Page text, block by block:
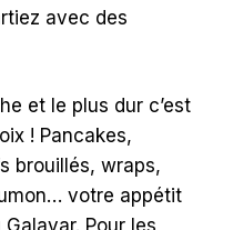
avec des
et le plus dur c’est
! Pancakes,
brouillés, wraps,
votre appétit